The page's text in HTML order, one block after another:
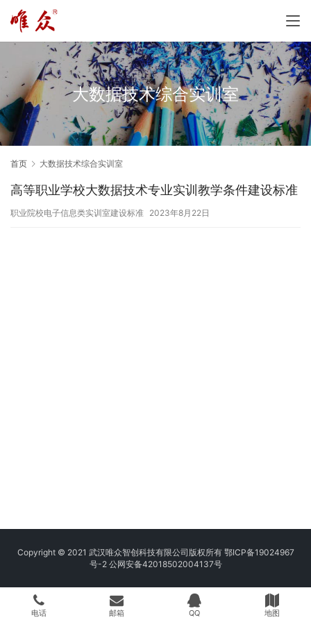
大数据技术综合实训室
首页 大数据技术综合实训室
高等职业学校大数据技术专业实训教学条件建设标准
职业院校电子信息类实训室建设标准 2023年8月22日
Copyright © 2021 武汉唯众智创科技有限公司版权所有 鄂ICP备19024967
号-2 公网安备42018502004137号
电话 邮箱 QQ 地图